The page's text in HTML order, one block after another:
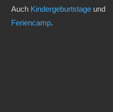
Auch Kindergeburtstage und
Feriencamp.